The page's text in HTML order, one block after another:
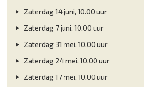
Zaterdag 14 juni, 10.00 uur
Zaterdag 7 juni, 10.00 uur
Zaterdag 31 mei, 10.00 uur
Zaterdag 24 mei, 10.00 uur
Zaterdag 17 mei, 10.00 uur